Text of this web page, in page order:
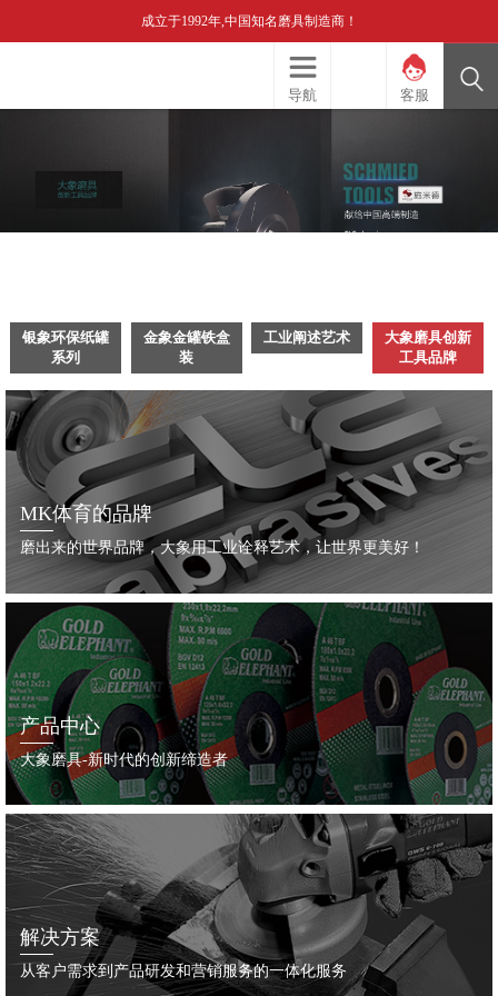
成立于1992年,中国知名磨具制造商！
导航 客服
银象环保纸罐
系列
金象金罐铁盒
装
工业阐述艺术
大象磨具创新
工具品牌
MK体育的品牌
磨出来的世界品牌，大象用工业诠释艺术，让世界更美好！
产品中心
大象磨具-新时代的创新缔造者
解决方案
从客户需求到产品研发和营销服务的一体化服务